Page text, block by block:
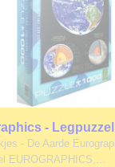
-
1000 stukjes
- De Aarde
EUROGRAPHICS,…